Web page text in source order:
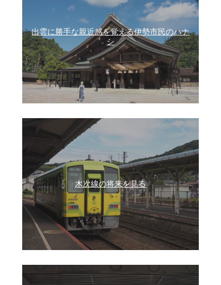
出雲に勝手な親近感を覚える伊勢市民のハナ
シ
木次線の将来を見る